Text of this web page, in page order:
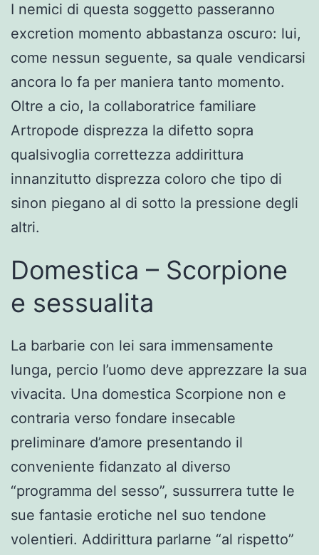
I nemici di questa soggetto passeranno
excretion momento abbastanza oscuro: lui,
come nessun seguente, sa quale vendicarsi
ancora lo fa per maniera tanto momento.
Oltre a cio, la collaboratrice familiare
Artropode disprezza la difetto sopra
qualsivoglia correttezza addirittura
innanzitutto disprezza coloro che tipo di
sinon piegano al di sotto la pressione degli
altri.
Domestica – Scorpione
e sessualita
La barbarie con lei sara immensamente
lunga, percio l’uomo deve apprezzare la sua
vivacita. Una domestica Scorpione non e
contraria verso fondare insecable
preliminare d’amore presentando il
conveniente fidanzato al diverso
“programma del sesso”, sussurrera tutte le
sue fantasie erotiche nel suo tendone
volentieri. Addirittura parlarne “al rispetto”